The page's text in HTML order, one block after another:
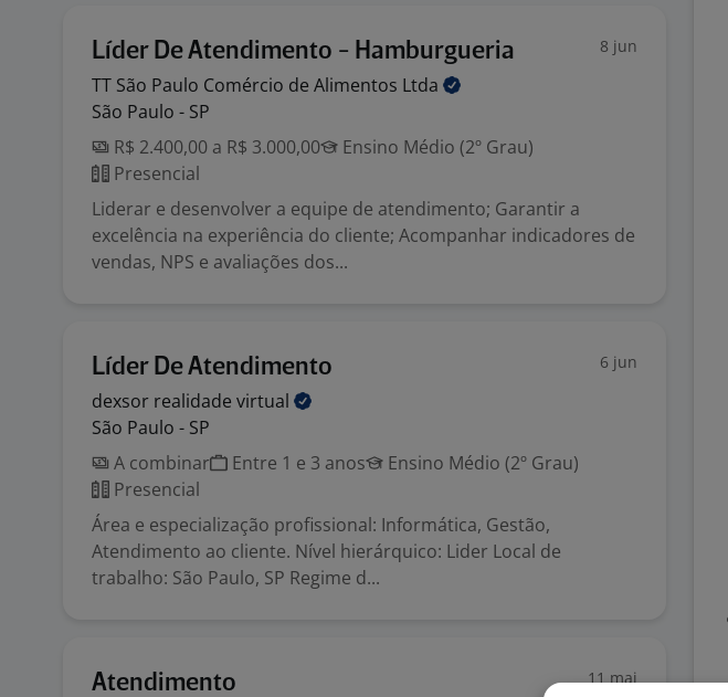
Líder De Atendimento - Hamburgueria 8 jun
TT São Paulo Comércio de Alimentos Ltda
São Paulo - SP
R$ 2.400,00 a R$ 3.000,00
Ensino Médio (2º Grau)
Presencial
Liderar e desenvolver a equipe de atendimento; Garantir a
excelência na experiência do cliente; Acompanhar indicadores de
vendas, NPS e avaliações dos...
Líder De Atendimento 6 jun
dexsor realidade virtual
São Paulo - SP
A combinar
Entre 1 e 3 anos
Ensino Médio (2º Grau)
Presencial
Área e especialização profissional: Informática, Gestão,
Atendimento ao cliente. Nível hierárquico: Lider Local de
trabalho: São Paulo, SP Regime d...
Atendimento 11 mai